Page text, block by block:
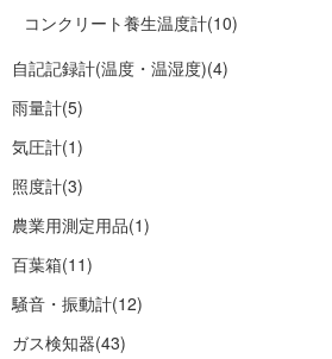
コンクリート養生温度計(10)
自記記録計(温度・温湿度)(4)
雨量計(5)
気圧計(1)
照度計(3)
農業用測定用品(1)
百葉箱(11)
騒音・振動計(12)
ガス検知器(43)